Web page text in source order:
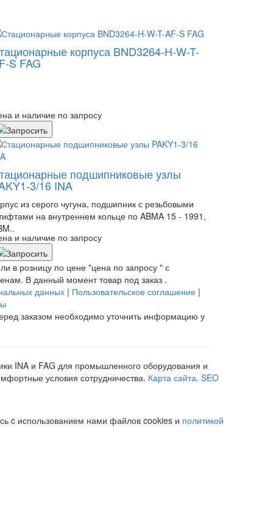
корпуса BND3264-H-W-T-
S FAG
и наличие по запросу
подшипниковые узлы
3/16 INA
из серого чугуна, подшипник с резьбовыми
на внутреннем кольце по ABMA 15 - 1991,
и наличие по запросу
в розницу по цене "цена по запросу " с
В данный момент товар под заказ .
данных | Пользовательское соглашение |
заказом необходимо уточнить информацию у
INA и FAG для промышленного оборудования и
условия сотрудничества. Карта сайта. SEO
c использованием нами файлов cookies и политикой